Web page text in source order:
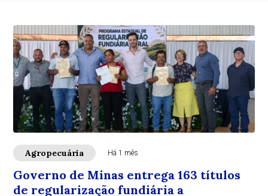
Agropecuária Há 1 mês
Governo de Minas entrega 163 títulos
de regularização fundiária a